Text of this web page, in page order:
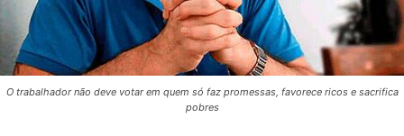
O trabalhador não deve votar em quem só faz promessas, favorece ricos e sacrifica
pobres